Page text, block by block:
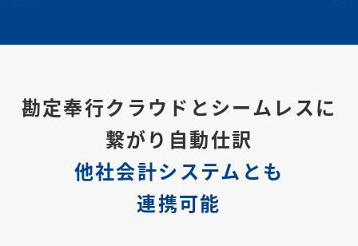
勘定奉行クラウドとシームレスに
繋がり自動仕訳
他社会計システムとも
連携可能